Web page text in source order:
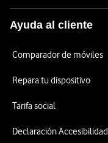
Ayuda al cliente
Comparador de móviles
Repara tu dispositivo
Tarifa social
Declaración Accesibilidad